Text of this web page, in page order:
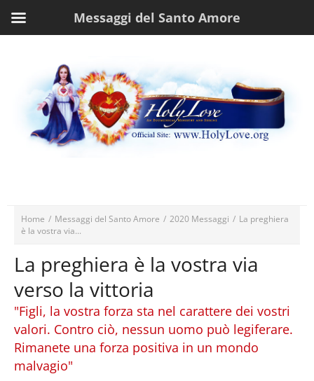
Home / Messaggi del Santo Amore / 2020 Messaggi / La preghiera
è la vostra via...
La preghiera è la vostra via
verso la vittoria
"Figli, la vostra forza sta nel carattere dei vostri
valori. Contro ciò, nessun uomo può legiferare.
Rimanete una forza positiva in un mondo
malvagio"
Messaggi del Santo Amore